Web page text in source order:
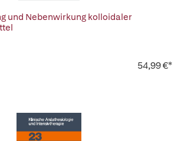
und Nebenwirkung kolloidaler
54,99 €*